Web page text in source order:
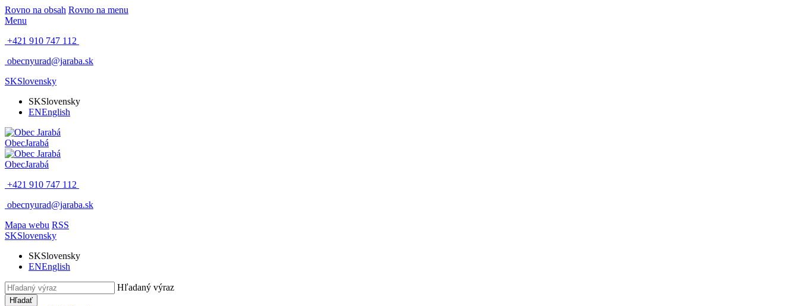
Rovno na obsah Rovno na menu
Menu
+421 910 747 112
obecnyurad@jaraba.sk
SKSlovensky
SKSlovensky
ENEnglish
ObecJarabá
ObecJarabá
+421 910 747 112
obecnyurad@jaraba.sk
Mapa webu RSS
SKSlovensky
SKSlovensky
ENEnglish
Hľadaný výraz
Hľadať